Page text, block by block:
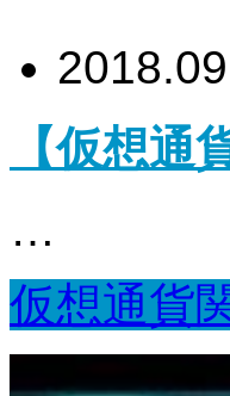
【仮想
…
仮想通貨